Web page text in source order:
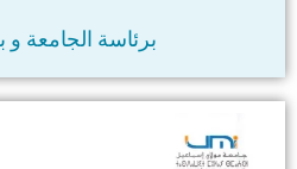
برئاسة الجامعة و